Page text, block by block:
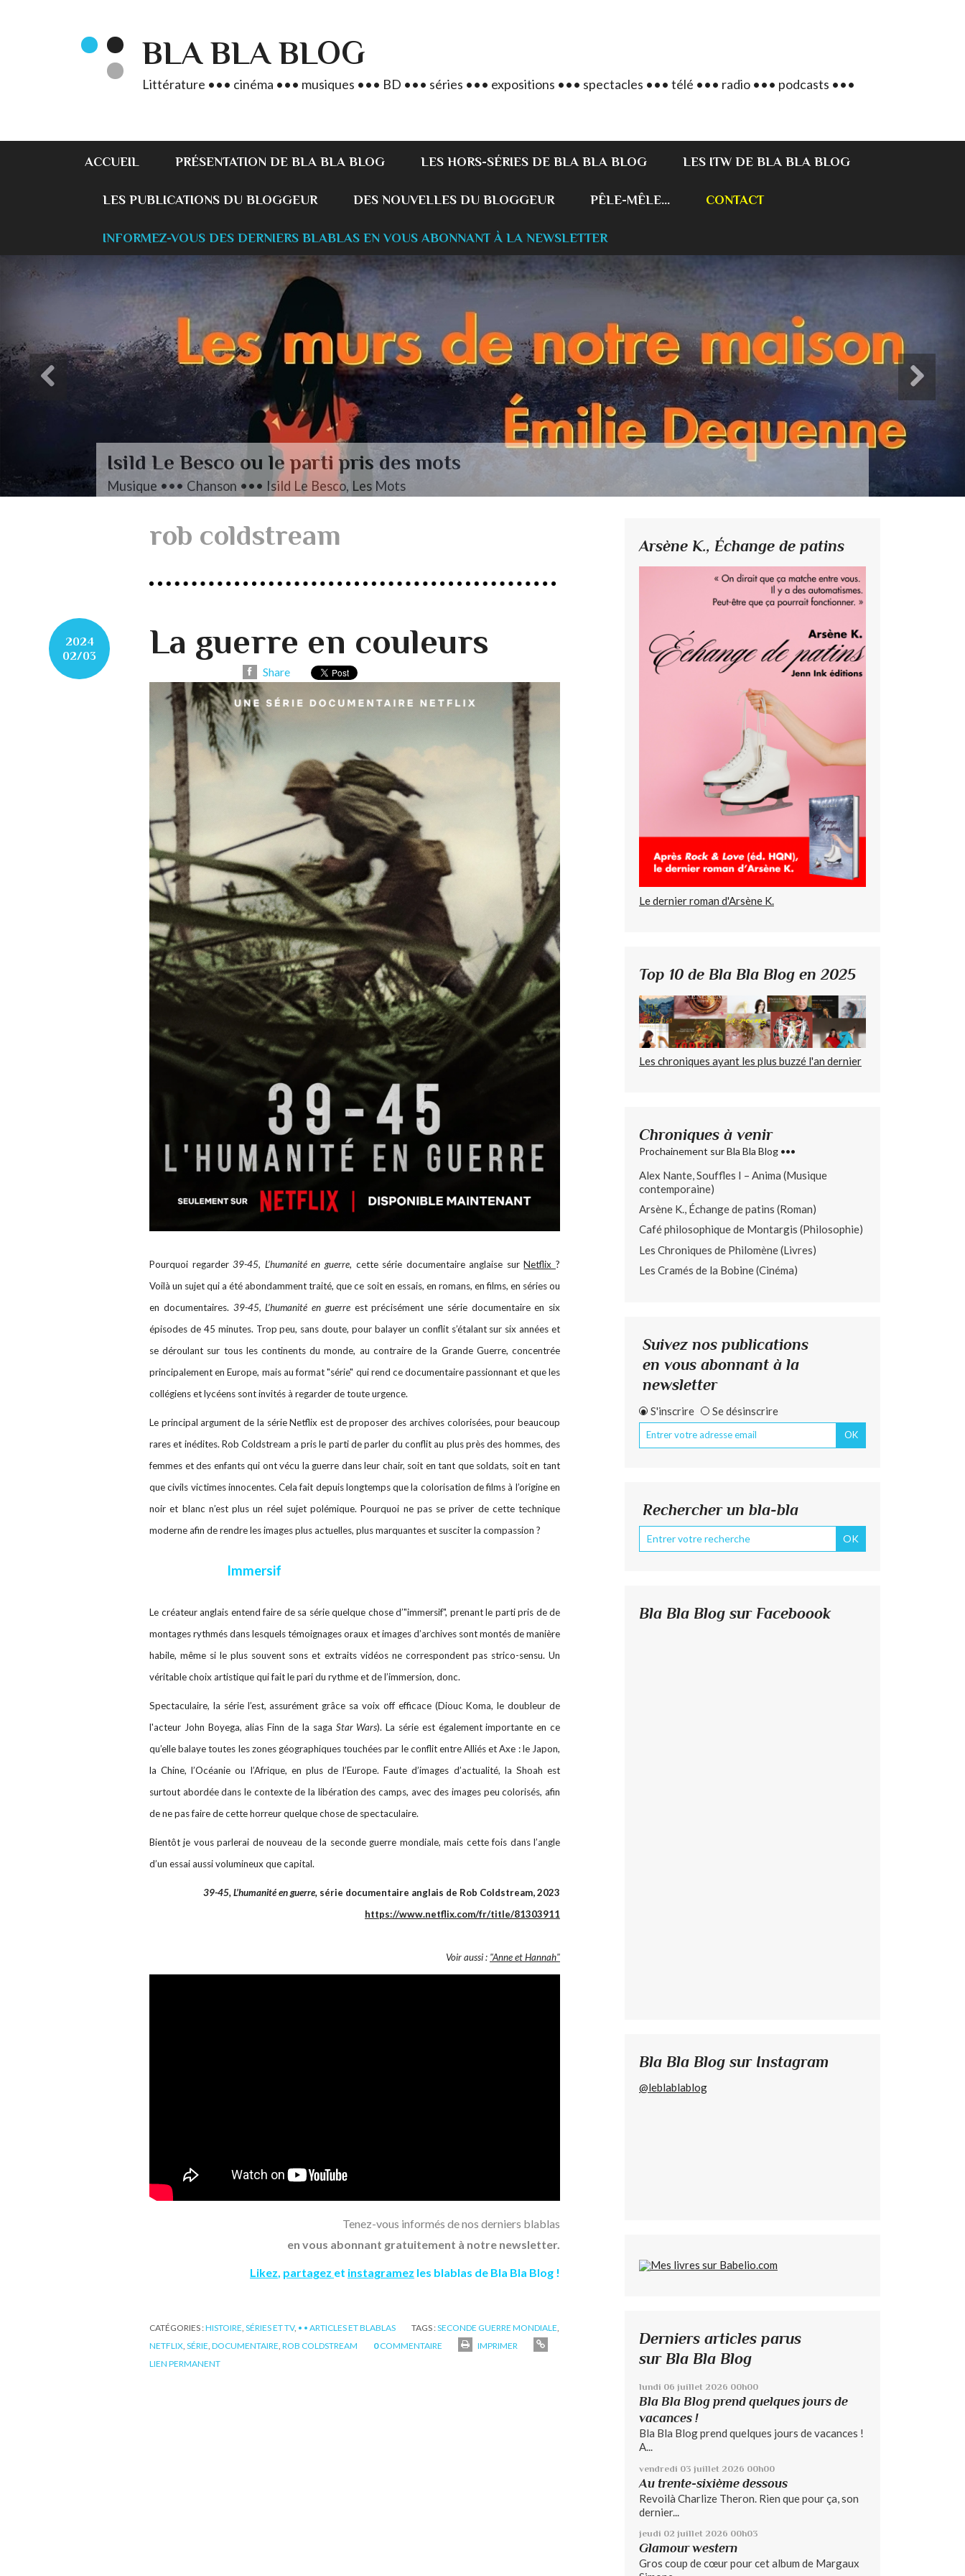
BLA BLA BLOG
Littérature ••• cinéma ••• musiques ••• BD ••• séries ••• expositions ••• spectacles ••• télé ••• radio ••• podcasts •••
ACCUEIL PRÉSENTATION DE BLA BLA BLOG LES HORS-SÉRIES DE BLA BLA BLOG LES ITW DE BLA BLA BLOG
LES PUBLICATIONS DU BLOGGEUR DES NOUVELLES DU BLOGGEUR PÊLE-MÊLE... CONTACT
INFORMEZ-VOUS DES DERNIERS BLABLAS EN VOUS ABONNANT À LA NEWSLETTER
Isild Le Besco ou le parti pris des mots
Musique ••• Chanson ••• Isild Le Besco, Les Mots
rob coldstream
2024
02/03
La guerre en couleurs
Share
Pourquoi regarder39-45, L’humanité en guerre, cette série documentaire anglaise surNetflix?
Voilà un sujet qui a été abondamment traité, que ce soit en essais, en romans, en films, en séries ou
en documentaires. 39-45, L’humanité en guerreest précisément une série documentaire en six
épisodes de 45 minutes. Trop peu, sans doute, pour balayer un conflit s’étalant sur six années et
se déroulant sur tous les continents du monde, au contraire de la Grande Guerre, concentrée
principalement en Europe, mais au format "série" qui rend ce documentaire passionnant et que les
collégiens et lycéens sont invités à regarder de toute urgence.
Le principal argument de la série Netflix est de proposer des archives colorisées, pour beaucoup
rares et inédites. Rob Coldstream a pris le parti de parler du conflit au plus près des hommes, des
femmes et des enfants qui ont vécu la guerre dans leur chair, soit en tant que soldats, soit en tant
que civils victimes innocentes. Cela fait depuis longtemps que la colorisation de films à l’origine en
noir et blanc n’est plus un réel sujet polémique. Pourquoi ne pas se priver de cette technique
moderne afin de rendre les images plus actuelles, plus marquantes et susciter la compassion ?
Immersif
Le créateur anglais entend faire de sa série quelque chose d’"immersif", prenant le parti pris de de
montages rythmés dans lesquels témoignages oraux et images d’archives sont montés de manière
habile, même si le plus souvent sons et extraits vidéos ne correspondent pas strico-sensu. Un
véritable choix artistique qui fait le pari du rythme et de l’immersion, donc.
Spectaculaire, la série l’est, assurément grâce sa voix off efficace (Diouc Koma, le doubleur de
l'acteur John Boyega, alias Finn de la saga Star Wars). La série est également importante en ce
qu’elle balaye toutes les zones géographiques touchées par le conflit entre Alliés et Axe : le Japon,
la Chine, l’Océanie ou l’Afrique, en plus de l’Europe. Faute d’images d’actualité, la Shoah est
surtout abordée dans le contexte de la libération des camps, avec des images peu colorisés, afin
de ne pas faire de cette horreur quelque chose de spectaculaire.
Bientôt je vous parlerai de nouveau de la seconde guerre mondiale, mais cette fois dans l’angle
d’un essai aussi volumineux que capital.
39-45, L’humanité en guerre, série documentaire anglais de Rob Coldstream, 2023
https://www.netflix.com/fr/title/81303911
Voir aussi : "Anne et Hannah"
Tenez-vous informés de nos derniers blablas
en vous abonnant gratuitement à notre newsletter.
Likez, partagez et instagramez les blablas de Bla Bla Blog !
CATÉGORIES :HISTOIRE SÉRIES ET TV, • • ARTICLES ET BLABLAS TAGS :SECONDE GUERRE MONDIALE
NETFLIX SÉRIE DOCUMENTAIRE ROB COLDSTREAM 0 COMMENTAIRE
IMPRIMER
LIEN PERMANENT
Arsène K., Échange de patins
Le dernier roman d'Arsène K.
Top 10 de Bla Bla Blog en 2025
Les chroniques ayant les plus buzzé l'an dernier
Chroniques à venir
Prochainement sur Bla Bla Blog •••
Alex Nante, Souffles I – Anima (Musique
contemporaine)
Arsène K., Échange de patins (Roman)
Café philosophique de Montargis (Philosophie)
Les Chroniques de Philomène (Livres)
Les Cramés de la Bobine (Cinéma)
Suivez nos publications
en vous abonnant à la
newsletter
S'inscrire Se désinscrire
Rechercher un bla-bla
Bla Bla Blog sur Faceboook
Bla Bla Blog sur Instagram
@leblablablog
Derniers articles parus
sur Bla Bla Blog
lundi 06 juillet 2026 00h00
Bla Bla Blog prend quelques jours de
vacances !
Bla Bla Blog prend quelques jours de vacances !
A...
vendredi 03 juillet 2026 00h00
Au trente-sixième dessous
Revoilà Charlize Theron. Rien que pour ça, son
dernier...
jeudi 02 juillet 2026 00h03
Glamour western
Gros coup de cœur pour cet album de Margaux